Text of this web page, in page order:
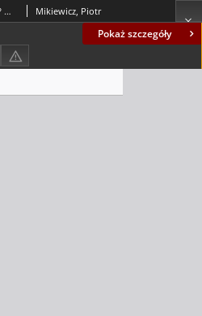
Pokaż szczegóły
Dlaczego elitarne szkoły nie znikną? O nieusuwalności nierówności społecznych w edukacji = Why will elite schools not disappear? On the indelibility of social inequalities in education Mikiewicz, Piotr